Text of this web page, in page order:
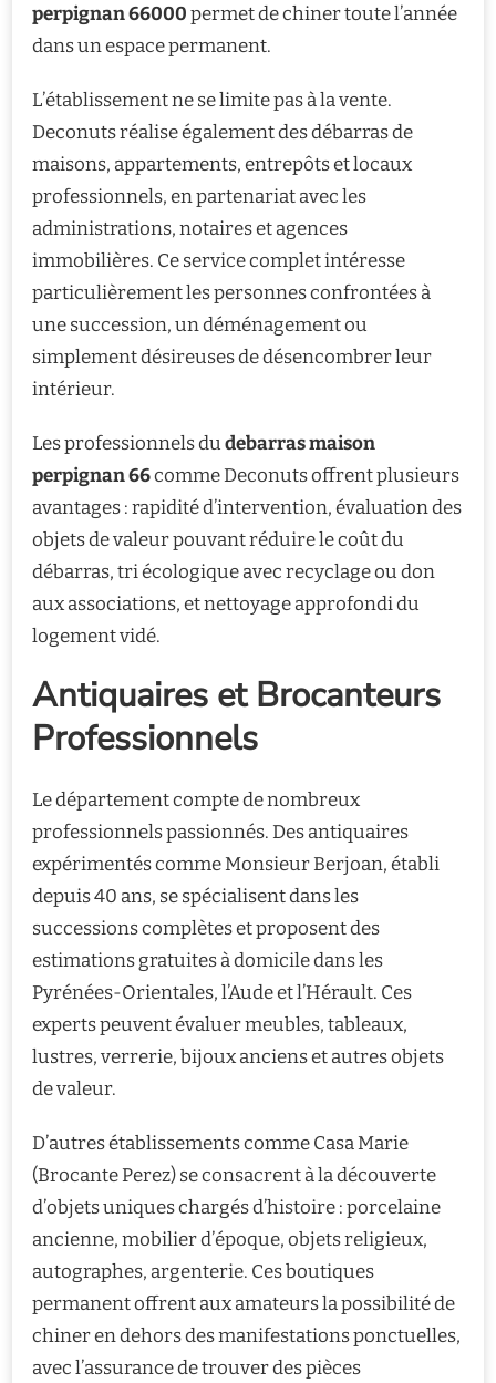
perpignan 66000permet de chiner toute l’année
dans un espace permanent.
L’établissement ne se limite pas à la vente.
Deconuts réalise également des débarras de
maisons, appartements, entrepôts et locaux
professionnels, en partenariat avec les
administrations, notaires et agences
immobilières. Ce service complet intéresse
particulièrement les personnes confrontées à
une succession, un déménagement ou
simplement désireuses de désencombrer leur
intérieur.
Les professionnels dudebarras maison
perpignan 66comme Deconuts offrent plusieurs
avantages : rapidité d’intervention, évaluation des
objets de valeur pouvant réduire le coût du
débarras, tri écologique avec recyclage ou don
aux associations, et nettoyage approfondi du
logement vidé.
Antiquaires et Brocanteurs
Professionnels
Le département compte de nombreux
professionnels passionnés. Des antiquaires
expérimentés comme Monsieur Berjoan, établi
depuis 40 ans, se spécialisent dans les
successions complètes et proposent des
estimations gratuites à domicile dans les
Pyrénées-Orientales, l’Aude et l’Hérault. Ces
experts peuvent évaluer meubles, tableaux,
lustres, verrerie, bijoux anciens et autres objets
de valeur.
D’autres établissements comme Casa Marie
(Brocante Perez) se consacrent à la découverte
d’objets uniques chargés d’histoire : porcelaine
ancienne, mobilier d’époque, objets religieux,
autographes, argenterie. Ces boutiques
permanent offrent aux amateurs la possibilité de
chiner en dehors des manifestations ponctuelles,
avec l’assurance de trouver des pièces